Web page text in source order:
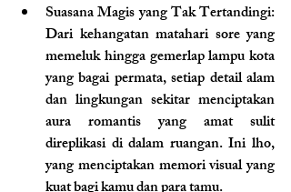
Suasana Magis yang Tak Tertandingi:
Dari kehangatan matahari sore yang
memeluk hingga gemerlap lampu kota
yang bagai permata, setiap detail alam
dan lingkungan sekitar menciptakan
aura romantis yang amat sulit
direplikasi di dalam ruangan. Ini lho,
yang menciptakan memori visual yang